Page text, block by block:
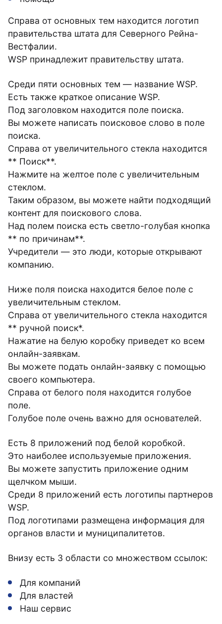
Справа от основных тем находится логотип
правительства штата для Северного Рейна-
Вестфалии.
WSP принадлежит правительству штата.
Среди пяти основных тем — название WSP.
Есть также краткое описание WSP.
Под заголовком находится поле поиска.
Вы можете написать поисковое слово в поле
поиска.
Справа от увеличительного стекла находится
** Поиск**.
Нажмите на желтое поле с увеличительным
стеклом.
Таким образом, вы можете найти подходящий
контент для поискового слова.
Над полем поиска есть светло-голубая кнопка
** по причинам**.
Учредители — это люди, которые открывают
компанию.
Ниже поля поиска находится белое поле с
увеличительным стеклом.
Справа от увеличительного стекла находится
** ручной поиск*.
Нажатие на белую коробку приведет ко всем
онлайн-заявкам.
Вы можете подать онлайн-заявку с помощью
своего компьютера.
Справа от белого поля находится голубое
поле.
Голубое поле очень важно для основателей.
Есть 8 приложений под белой коробкой.
Это наиболее используемые приложения.
Вы можете запустить приложение одним
щелчком мыши.
Среди 8 приложений есть логотипы партнеров
WSP.
Под логотипами размещена информация для
органов власти и муниципалитетов.
Внизу есть 3 области со множеством ссылок:
Для компаний
Для властей
Наш сервис